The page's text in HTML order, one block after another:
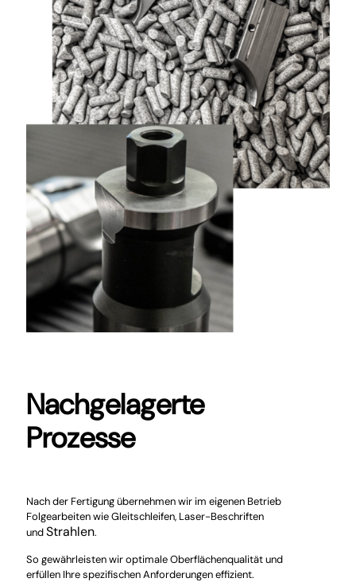
Nachgelagerte
Prozesse
Nach der Fertigung übernehmen wir im eigenen Betrieb
Folgearbeiten wie Gleitschleifen, Laser-Beschriften
undStrahlen.
So gewährleisten wir optimale Oberflächenqualität und
erfüllen Ihre spezifischen Anforderungen effizient.